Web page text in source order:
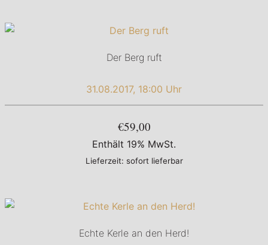
Der Berg ruft
31.08.2017, 18:00 Uhr
€59,00
Enthält 19% MwSt.
Lieferzeit: sofort lieferbar
Echte Kerle an den Herd!